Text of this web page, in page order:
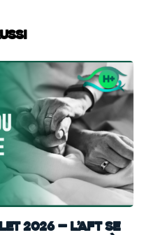
2026 — L’AFT SE